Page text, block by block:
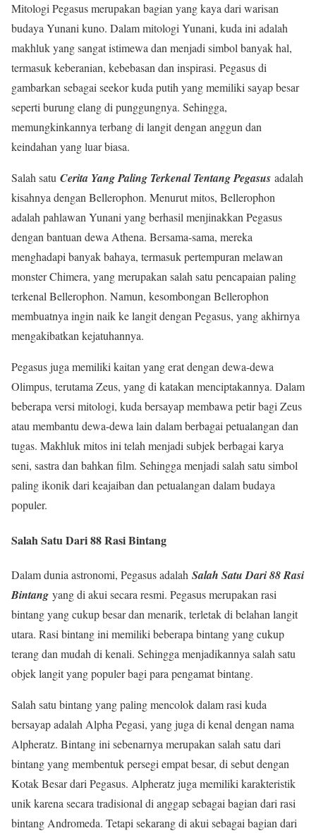
Mitologi Pegasus merupakan bagian yang kaya dari warisan
budaya Yunani kuno. Dalam mitologi Yunani, kuda ini adalah
makhluk yang sangat istimewa dan menjadi simbol banyak hal,
termasuk keberanian, kebebasan dan inspirasi. Pegasus di
gambarkan sebagai seekor kuda putih yang memiliki sayap besar
seperti burung elang di punggungnya. Sehingga,
memungkinkannya terbang di langit dengan anggun dan
keindahan yang luar biasa.
Salah satu Cerita Yang Paling Terkenal Tentang Pegasus adalah
kisahnya dengan Bellerophon. Menurut mitos, Bellerophon
adalah pahlawan Yunani yang berhasil menjinakkan Pegasus
dengan bantuan dewa Athena. Bersama-sama, mereka
menghadapi banyak bahaya, termasuk pertempuran melawan
monster Chimera, yang merupakan salah satu pencapaian paling
terkenal Bellerophon. Namun, kesombongan Bellerophon
membuatnya ingin naik ke langit dengan Pegasus, yang akhirnya
mengakibatkan kejatuhannya.
Pegasus juga memiliki kaitan yang erat dengan dewa-dewa
Olimpus, terutama Zeus, yang di katakan menciptakannya. Dalam
beberapa versi mitologi, kuda bersayap membawa petir bagi Zeus
atau membantu dewa-dewa lain dalam berbagai petualangan dan
tugas. Makhluk mitos ini telah menjadi subjek berbagai karya
seni, sastra dan bahkan film. Sehingga menjadi salah satu simbol
paling ikonik dari keajaiban dan petualangan dalam budaya
populer.
Salah Satu Dari 88 Rasi Bintang
Dalam dunia astronomi, Pegasus adalah Salah Satu Dari 88 Rasi
Bintang yang di akui secara resmi. Pegasus merupakan rasi
bintang yang cukup besar dan menarik, terletak di belahan langit
utara. Rasi bintang ini memiliki beberapa bintang yang cukup
terang dan mudah di kenali. Sehingga menjadikannya salah satu
objek langit yang populer bagi para pengamat bintang.
Salah satu bintang yang paling mencolok dalam rasi kuda
bersayap adalah Alpha Pegasi, yang juga di kenal dengan nama
Alpheratz. Bintang ini sebenarnya merupakan salah satu dari
bintang yang membentuk persegi empat besar, di sebut dengan
Kotak Besar dari Pegasus. Alpheratz juga memiliki karakteristik
unik karena secara tradisional di anggap sebagai bagian dari rasi
bintang Andromeda. Tetapi sekarang di akui sebagai bagian dari